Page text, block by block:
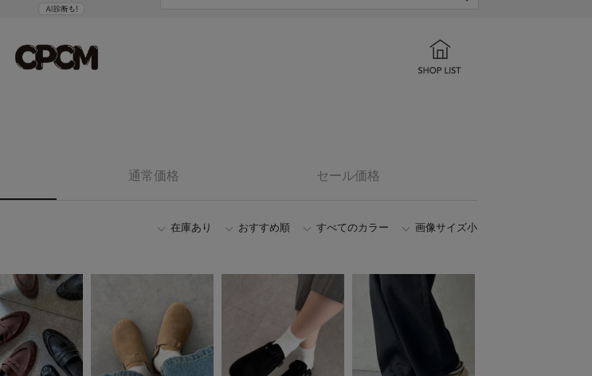
通常価格 セール価格
在庫あり おすすめ順 すべてのカラー 画像サイズ小